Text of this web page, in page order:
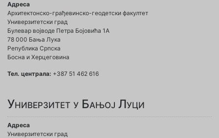
Адреса
Архитектонско-грађевинско-геодетски факултет
Универзитетски град
Булевар војводе Петра Бојовића 1A
78 000 Бања Лука
Република Српска
Босна и Херцеговина
Тел. централа: +387 51 462 616
Универзитет у Бањој Луци
Адреса
Универзитетски град